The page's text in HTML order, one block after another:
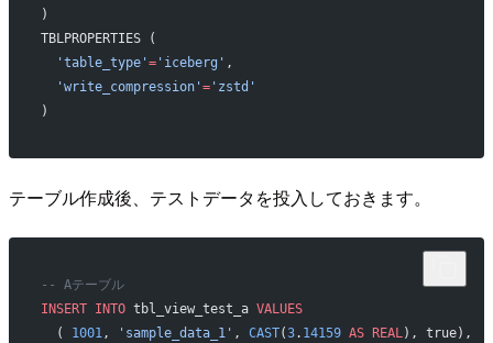
)
TBLPROPERTIES (
  'table_type'
='iceberg' ,
  'write_compression'
='zstd'
)
テーブル作成後、テストデータを投入しておきます。
-- Aテーブル
INSERT INTO tbl_view_test_a VALUES
  (
1001 , 'sample_data_1' , CAST(3. 14159 AS REAL ), true),